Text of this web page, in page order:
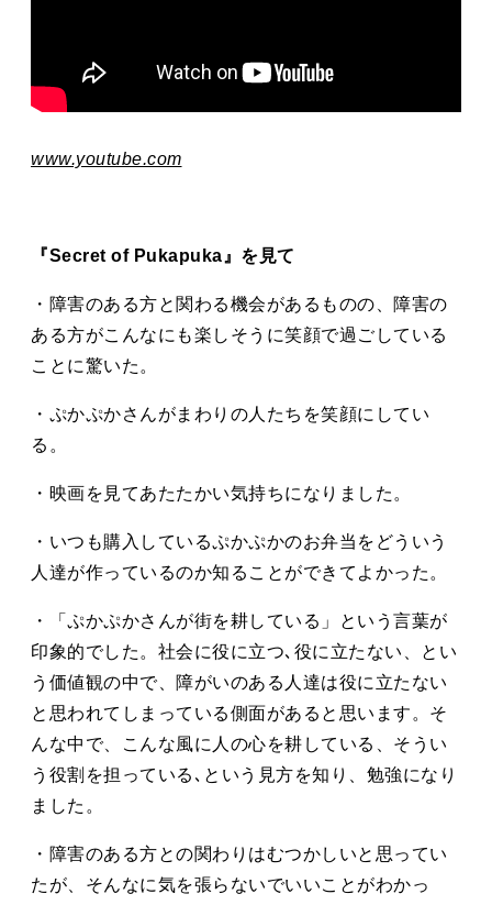
www.youtube.com
『Secret of Pukapuka』を見て
・障害のある方と関わる機会があるものの、障害の
ある方がこんなにも楽しそうに笑顔で過ごしている
ことに驚いた。
・ぷかぷかさんがまわりの人たちを笑顔にしてい
る。
・映画を見てあたたかい気持ちになりました。
・いつも購入しているぷかぷかのお弁当をどういう
人達が作っているのか知ることができてよかった。
・「ぷかぷかさんが街を耕している」という言葉が
印象的でした。社会に役に立つ､役に立たない、とい
う価値観の中で、障がいのある人達は役に立たない
と思われてしまっている側面があると思います。そ
んな中で、こんな風に人の心を耕している、そうい
う役割を担っている､という見方を知り、勉強になり
ました。
・障害のある方との関わりはむつかしいと思ってい
たが、そんなに気を張らないでいいことがわかっ